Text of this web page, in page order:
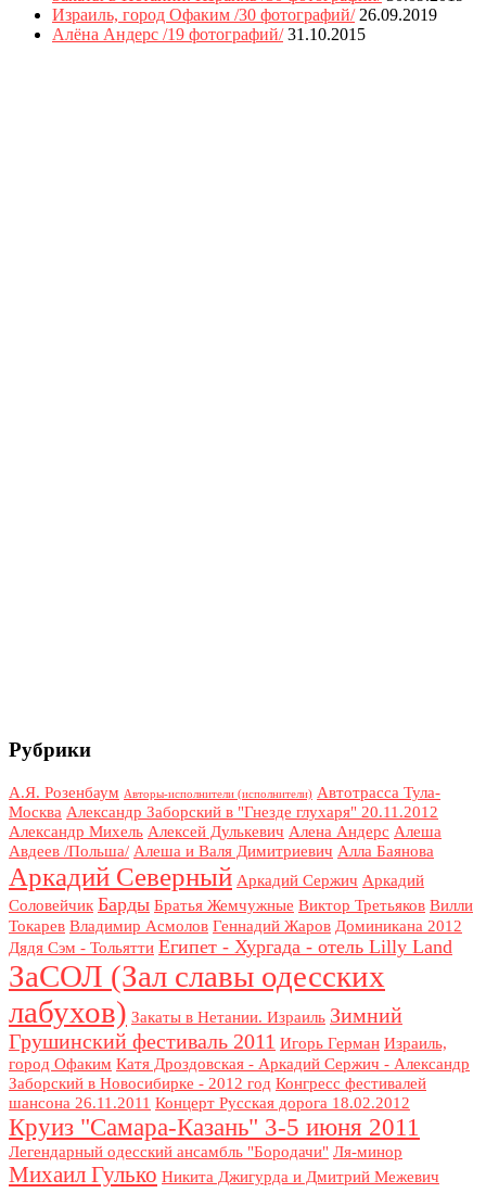
Израиль, город Офаким /30 фотографий/ 26.09.2019
Алёна Андерс /19 фотографий/ 31.10.2015
Рубрики
А.Я. Розенбаум Авторы-исполнители (исполнители) Автотрасса Тула-
Москва Александр Заборский в "Гнезде глухаря" 20.11.2012
Александр Михель Алексей Дулькевич Алена Андерс Алеша
Авдеев /Польша/ Алеша и Валя Димитриевич Алла Баянова
Аркадий Северный Аркадий Сержич Аркадий
Соловейчик Барды Братья Жемчужные Виктор Третьяков Вилли
Токарев Владимир Асмолов Геннадий Жаров Доминикана 2012
Дядя Сэм - Тольятти Египет - Хургада - отель Lilly Land
ЗаСОЛ (Зал славы одесских
лабухов) Закаты в Нетании. Израиль Зимний
Грушинский фестиваль 2011 Игорь Герман Израиль,
город Офаким Катя Дроздовская - Аркадий Сержич - Александр
Заборский в Новосибирке - 2012 год Конгресс фестивалей
шансона 26.11.2011 Концерт Русская дорога 18.02.2012
Круиз "Самара-Казань" 3-5 июня 2011
Легендарный одесский ансамбль "Бородачи" Ля-минор
Михаил Гулько Никита Джигурда и Дмитрий Межевич